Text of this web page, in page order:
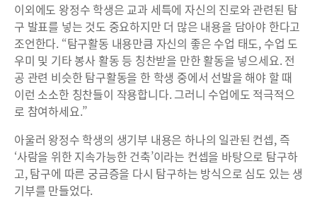
이외에도 왕정수 학생은 교과 세특에 자신의 진로와 관련된 탐
구 발표를 넣는 것도 중요하지만 더 많은 내용을 담아야 한다고
조언한다. “탐구활동 내용만큼 자신의 좋은 수업 태도, 수업 도
우미 및 기타 봉사 활동 등 칭찬받을 만한 활동을 넣으세요. 전
공 관련 비슷한 탐구활동을 한 학생 중에서 선발을 해야 할 때
이런 소소한 칭찬들이 작용합니다. 그러니 수업에도 적극적으
로 참여하세요.”
아울러 왕정수 학생의 생기부 내용은 하나의 일관된 컨셉, 즉
‘사람을 위한 지속가능한 건축’이라는 컨셉을 바탕으로 탐구하
고, 탐구에 따른 궁금증을 다시 탐구하는 방식으로 심도 있는 생
기부를 만들었다.